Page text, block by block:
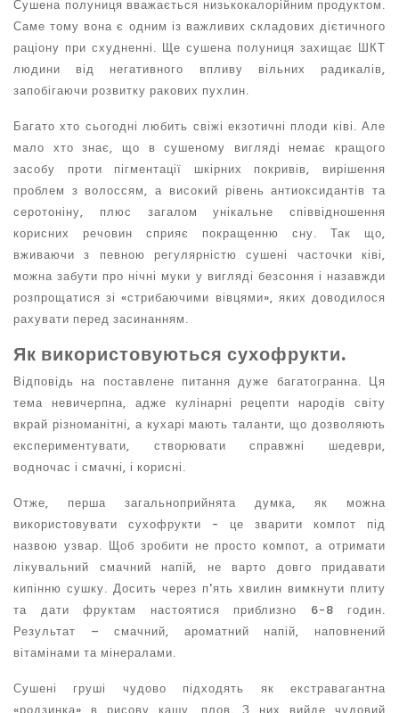
Сушена полуниця вважається низькокалорійним продуктом.
Саме тому вона є одним із важливих складових дієтичного
раціону при схудненні. Ще сушена полуниця захищає ШКТ
людини від негативного впливу вільних радикалів,
запобігаючи розвитку ракових пухлин.
Багато хто сьогодні любить свіжі екзотичні плоди ківі. Але
мало хто знає, що в сушеному вигляді немає кращого
засобу проти пігментації шкірних покривів, вирішення
проблем з волоссям, а високий рівень антиоксидантів та
серотоніну, плюс загалом унікальне співвідношення
корисних речовин сприяє покращенню сну. Так що,
вживаючи з певною регулярністю сушені часточки ківі,
можна забути про нічні муки у вигляді безсоння і назавжди
розпрощатися зі «стрибаючими вівцями», яких доводилося
рахувати перед засинанням.
Як використовуються сухофрукти.
Відповідь на поставлене питання дуже багатогранна. Ця
тема невичерпна, адже кулінарні рецепти народів світу
вкрай різноманітні, а кухарі мають таланти, що дозволяють
експериментувати, створювати справжні шедеври,
водночас і смачні, і корисні.
Отже, перша загальноприйнята думка, як можна
використовувати сухофрукти - це зварити компот під
назвою узвар. Щоб зробити не просто компот, а отримати
лікувальний смачний напій, не варто довго придавати
кипінню сушку. Досить через п'ять хвилин вимкнути плиту
та дати фруктам настоятися приблизно 6-8 годин.
Результат – смачний, ароматний напій, наповнений
вітамінами та мінералами.
Сушені груші чудово підходять як екстравагантна